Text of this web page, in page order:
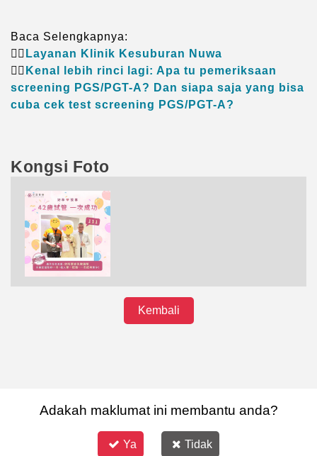
Baca Selengkapnya:
👉🏻 Layanan Klinik Kesuburan Nuwa
👉🏻 Kenal lebih rinci lagi: Apa tu pemeriksaan
screening PGS/PGT-A? Dan siapa saja yang bisa
cuba cek test screening PGS/PGT-A?
Kongsi Foto
Kembali
Adakah maklumat ini membantu anda?
Ya Tidak